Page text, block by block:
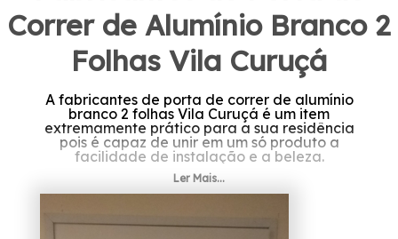
Correr de Alumínio Branco 2
Folhas Vila Curuçá
A fabricantes de porta de correr de alumínio
branco 2 folhas Vila Curuçá é um item
extremamente prático para a sua residência
pois é capaz de unir em um só produto a
facilidade de instalação e a beleza.
Procurando por fabricantes
de porta de correr de alumínio
Ler Mais...